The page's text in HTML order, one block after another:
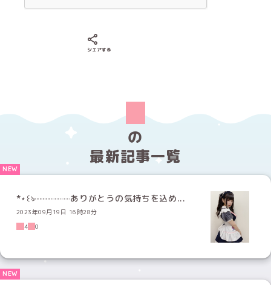
シェアする
の
最新記事一覧
*⋆꒰ঌ┈┈┈┈ありがとうの気持ちを込め...
2023年09月19日 16時28分
4
0